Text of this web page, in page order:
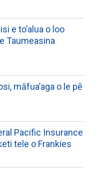
e to’alua o loo
Taumeasina
māfua’aga o le pē
Pacific Insurance
tele o Frankies